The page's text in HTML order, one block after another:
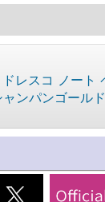
レスコ ノート
ャンパンゴール